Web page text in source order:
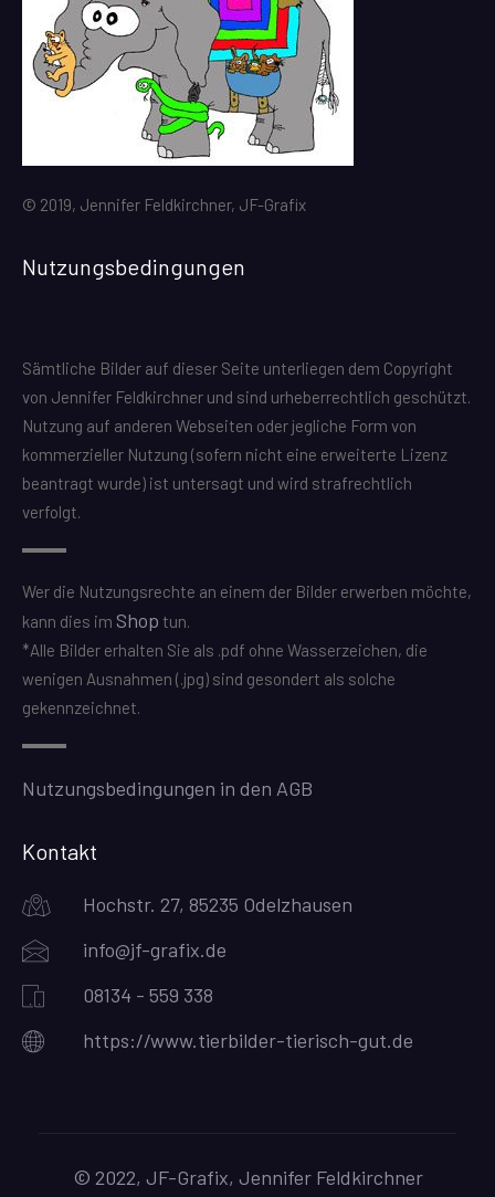
© 2019, Jennifer Feldkirchner, JF-Grafix
Nutzungsbedingungen
Sämtliche Bilder auf dieser Seite unterliegen dem Copyright
von Jennifer Feldkirchner und sind urheberrechtlich geschützt.
Nutzung auf anderen Webseiten oder jegliche Form von
kommerzieller Nutzung (sofern nicht eine erweiterte Lizenz
beantragt wurde) ist untersagt und wird strafrechtlich
verfolgt.
Wer die Nutzungsrechte an einem der Bilder erwerben möchte,
kann dies im Shop tun.
*Alle Bilder erhalten Sie als .pdf ohne Wasserzeichen, die
wenigen Ausnahmen (.jpg) sind gesondert als solche
gekennzeichnet.
Nutzungsbedingungen in den AGB
Kontakt
Hochstr. 27, 85235 Odelzhausen
info@jf-grafix.de
08134 - 559 338
https://www.tierbilder-tierisch-gut.de
© 2022, JF-Grafix, Jennifer Feldkirchner